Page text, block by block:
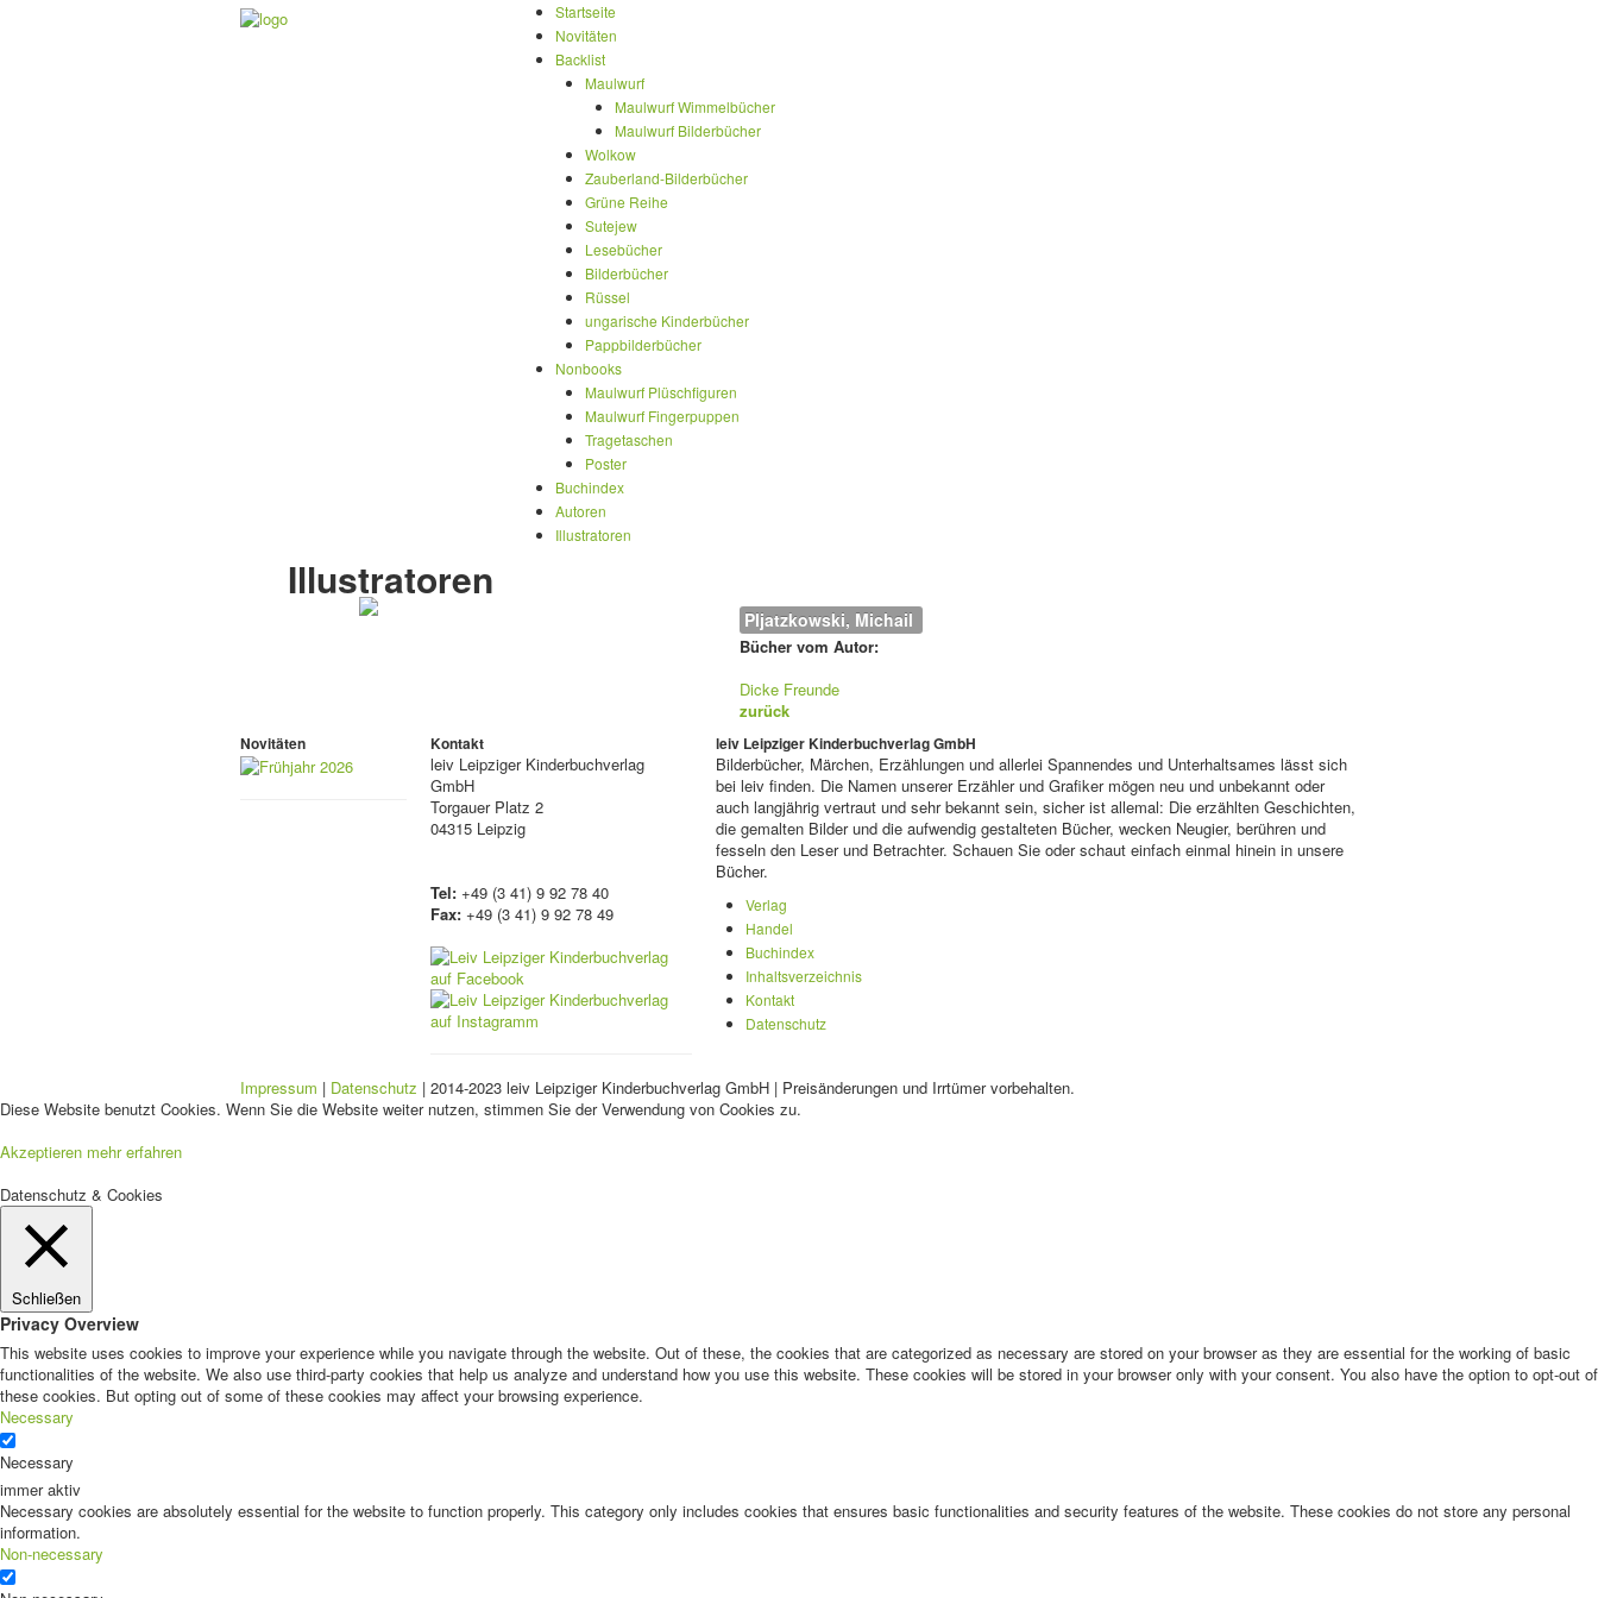
Startseite
Novitäten
Backlist
Maulwurf
Maulwurf Wimmelbücher
Maulwurf Bilderbücher
Wolkow
Zauberland-Bilderbücher
Grüne Reihe
Sutejew
Lesebücher
Bilderbücher
Rüssel
ungarische Kinderbücher
Pappbilderbücher
Nonbooks
Maulwurf Plüschfiguren
Maulwurf Fingerpuppen
Tragetaschen
Poster
Buchindex
Autoren
Illustratoren
Illustratoren
Pljatzkowski, Michail
Bücher vom Autor:
Dicke Freunde
zurück
Novitäten Kontakt
leiv Leipziger Kinderbuchverlag
GmbH
Torgauer Platz 2
04315 Leipzig
Tel: +49 (3 41) 9 92 78 40
Fax: +49 (3 41) 9 92 78 49
leiv Leipziger Kinderbuchverlag GmbH
Bilderbücher, Märchen, Erzählungen und allerlei Spannendes und Unterhaltsames lässt sich
bei leiv finden. Die Namen unserer Erzähler und Grafiker mögen neu und unbekannt oder
auch langjährig vertraut und sehr bekannt sein, sicher ist allemal: Die erzählten Geschichten,
die gemalten Bilder und die aufwendig gestalteten Bücher, wecken Neugier, berühren und
fesseln den Leser und Betrachter. Schauen Sie oder schaut einfach einmal hinein in unsere
Bücher.
Verlag
Handel
Buchindex
Inhaltsverzeichnis
Kontakt
Datenschutz
Impressum | Datenschutz | 2014-2023 leiv Leipziger Kinderbuchverlag GmbH | Preisänderungen und Irrtümer vorbehalten.
Diese Website benutzt Cookies. Wenn Sie die Website weiter nutzen, stimmen Sie der Verwendung von Cookies zu.
Akzeptieren mehr erfahren
Datenschutz & Cookies
Schließen
Privacy Overview
This website uses cookies to improve your experience while you navigate through the website. Out of these, the cookies that are categorized as necessary are stored on your browser as they are essential for the working of basic
functionalities of the website. We also use third-party cookies that help us analyze and understand how you use this website. These cookies will be stored in your browser only with your consent. You also have the option to opt-out of
these cookies. But opting out of some of these cookies may affect your browsing experience.
Necessary
Necessary
immer aktiv
Necessary cookies are absolutely essential for the website to function properly. This category only includes cookies that ensures basic functionalities and security features of the website. These cookies do not store any personal
information.
Non-necessary